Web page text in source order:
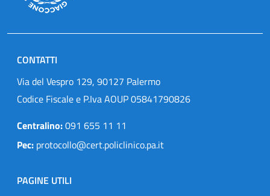
CONTATTI
Via del Vespro 129, 90127 Palermo
Codice Fiscale e P.Iva AOUP 05841790826
Centralino:091 655 11 11
Pec: protocollo@cert.policlinico.pa.it
PAGINE UTILI